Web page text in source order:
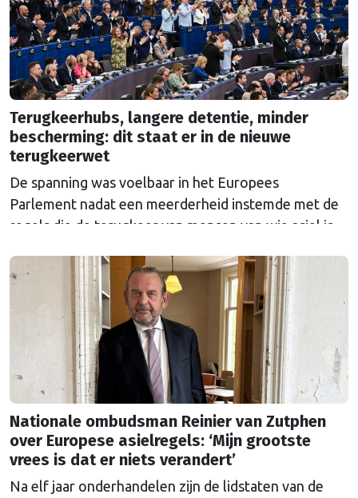
Terugkeerhubs, langere detentie, minder
bescherming: dit staat er in de nieuwe
terugkeerwet
De spanning was voelbaar in het Europees
Parlement nadat een meerderheid instemde met de
regels die de terugkeer van mensen van wie asiel is
zoveel ophef op?
Nationale ombudsman Reinier van Zutphen
over Europese asielregels: ‘Mijn grootste
vrees is dat er niets verandert’
Na elf jaar onderhandelen zijn de lidstaten van de